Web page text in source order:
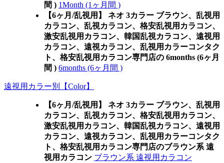
間 ) 1Month (1ヶ月間 )
【6ヶ月/乱視用】 ネオ 3カラー ブラウン、乱視用
カラコン、乱視カラコン、格安乱視用カラコン、
激安乱視用カラコン、韓国乱視カラコン、遠視用
カラコン、遠視カラコン、乱視用カラーコンタク
ト、格安乱視用カラコン専門店の 6months (6ヶ月
間 ) 6months (6ヶ月間 )
遠視用カラー別【Color】
【6ヶ月/乱視用】 ネオ 3カラー ブラウン、乱視用
カラコン、乱視カラコン、格安乱視用カラコン、
激安乱視用カラコン、韓国乱視カラコン、遠視用
カラコン、遠視カラコン、乱視用カラーコンタク
ト、格安乱視用カラコン専門店のブラウン系 遠
視用カラコン ブラウン系 遠視用カラコン